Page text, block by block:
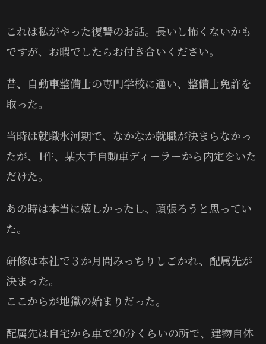
これは私がやった復讐のお話。長いし怖くないかも
ですが、お暇でしたらお付き合いください。
昔、自動車整備士の専門学校に通い、整備士免許を
取った。
当時は就職氷河期で、なかなか就職が決まらなかっ
たが、1件、某大手自動車ディーラーから内定をいた
だけた。
あの時は本当に嬉しかったし、頑張ろうと思ってい
た。
研修は本社で３か月間みっちりしごかれ、配属先が
決まった。
ここからが地獄の始まりだった。
配属先は自宅から車で20分くらいの所で、建物自体